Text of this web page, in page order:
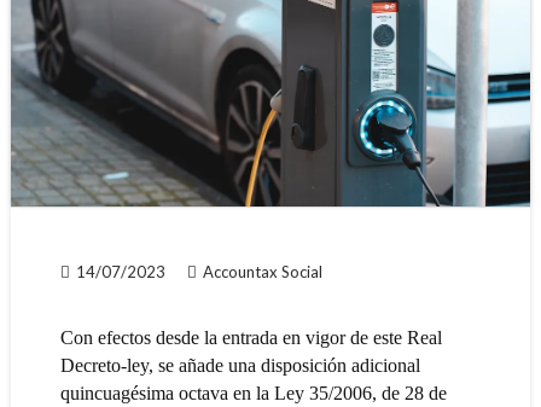
14/07/2023 Accountax Social
Con efectos desde la entrada en vigor de este Real
Decreto-ley, se añade una disposición adicional
quincuagésima octava en la Ley 35/2006, de 28 de